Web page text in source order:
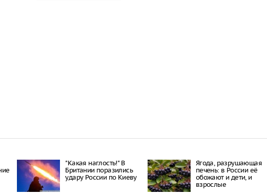
"Какая наглость!" В
Британии поразились
удару России по Киеву
Ягода, разрушающая
печень: в России её
обожают и дети, и
взрослые